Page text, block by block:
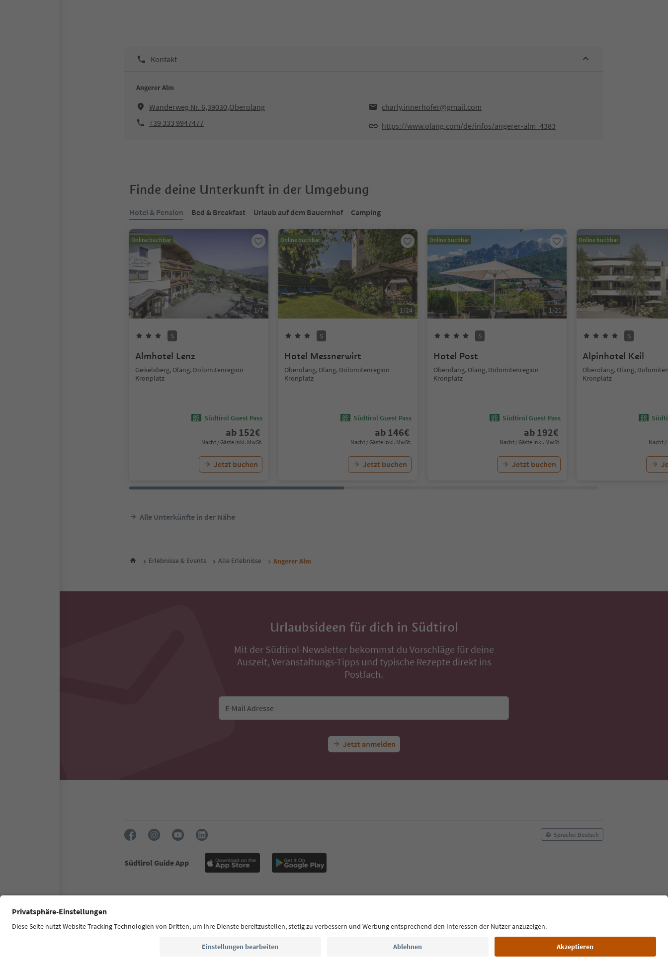
Kontakt
Angerer Alm
Wanderweg Nr. 6,39030,Oberolang
charly.innerhofer@gmail.com
+39 333 9947477
https://www.olang.com/de/infos/angerer-alm_4383
Finde deine Unterkunft in der Umgebung
Hotel & Pension Bed & Breakfast Urlaub auf dem Bauernhof Camping
Online buchbar
1/7
S
Almhotel Lenz
Geiselsberg, Olang, Dolomitenregion
Kronplatz
Südtirol Guest Pass
ab 152€
Nacht / Gäste Inkl. MwSt.
Jetzt buchen
Online buchbar
1/24
S
Hotel Messnerwirt
Oberolang, Olang, Dolomitenregion
Kronplatz
Südtirol Guest Pass
ab 146€
Nacht / Gäste Inkl. MwSt.
Jetzt buchen
Online buchbar
1/21
S
Hotel Post
Oberolang, Olang, Dolomitenregion
Kronplatz
Südtirol Guest Pass
ab 192€
Nacht / Gäste Inkl. MwSt.
Jetzt buchen
Online buchbar
S
Alpinhotel Keil
Oberolang, Olang,
Kronplatz
Nacht /
Alle Unterkünfte in der Nähe
Erlebnisse & Events Alle Erlebnisse Angerer Alm
Urlaubsideen für dich in Südtirol
Mit der Südtirol-Newsletter bekommst du Vorschläge für deine
Auszeit, Veranstaltungs-Tipps und typische Rezepte direkt ins
Postfach.
E-Mail Adresse
Jetzt anmelden
Sprache: Deutsch
Südtirol Guide App